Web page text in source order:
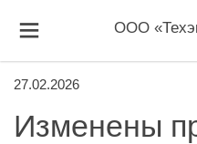
ООО
27.02.2026
Изменены